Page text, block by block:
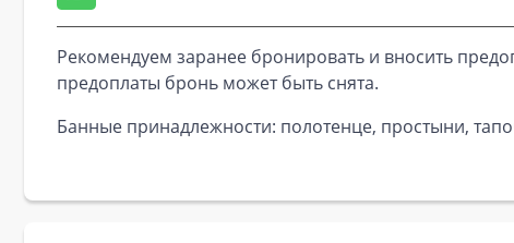
Рекомендуем заранее бронировать и вносить
предоплаты бронь может быть снята.
Банные принадлежности: полотенце, простыни,